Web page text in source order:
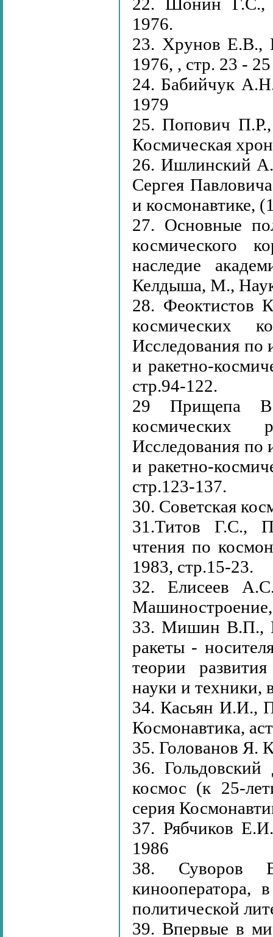
1976.
23. Хрунов Е.В.,
1976, , стр. 23 - 25
24. Бабийчук
1979
25. Попович
Космическая
26. Ишлинский
Сергея
и космонавтике,
27. Основные
космического
наследие
Келдыша, М.,
28. Феоктистов
космических
Исследования по
и ракетно-
стр.94-122.
29 Прищепа
космических
Исследования по
и ракетно-
стр.123-137.
30. Советская
31.Титов Г.С.,
чтения по
1983, стр.15-23.
32. Елисеев
33. Мишин В.П.,
ракеты -
теории
науки и техники,
34. Касьян И.И.,
Космонавтика,
35. Голованов Я.
36.
космос (к 25-
серия
37. Рябчиков
1986
38. Суворов
кинооператора,
политической
39. Впервые в